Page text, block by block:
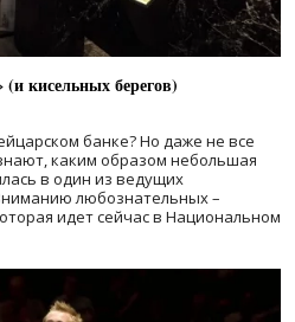
кисельных берегов)
банке? Но даже не все
каким образом небольшая
в один из ведущих
любознательных –
идет сейчас в Национальном